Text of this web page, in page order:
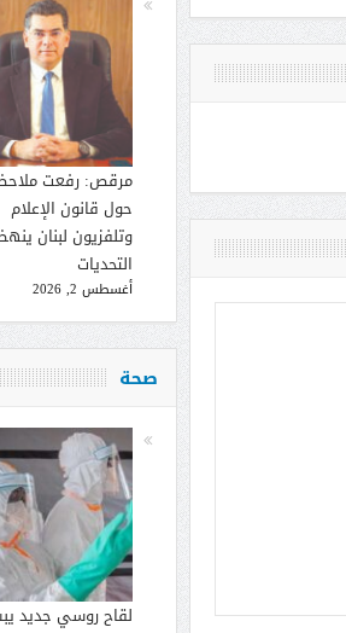
مرقص: رفعت
حول قانون الإعلام
وتلفزيون لبنان
التحديات
أغسطس 2, 2026
صحة
لقاح روسي جديد